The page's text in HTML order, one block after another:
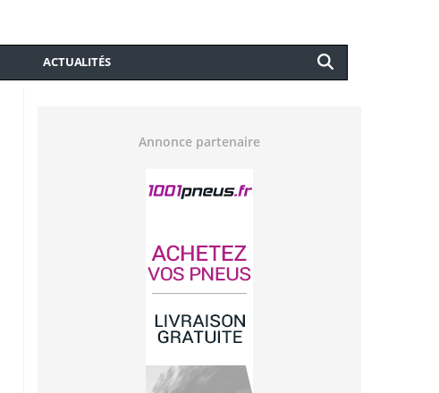
ACTUALITÉS
Annonce partenaire